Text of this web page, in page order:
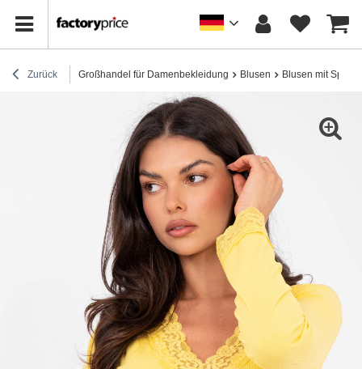
Zurück Großhandel für Damenbekleidung Blusen Blusen mit Spitze